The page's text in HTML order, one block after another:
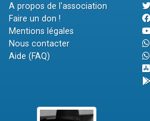
A propos de l'association
Faire un don !
Mentions légales
Nous contacter
Aide (FAQ)